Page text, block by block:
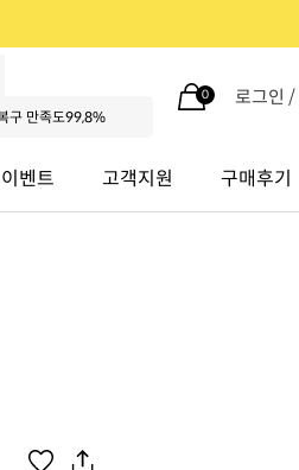
0 로그인 /
이벤트 고객지원 구매후기